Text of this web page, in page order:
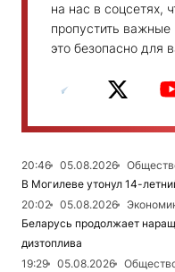
на нас в соцсетях,
пропустить важные
это безопасно для
20:46 05.08.2026
В Могилеве утонул 14-
20:02
05.08.2026
Беларусь продолжает
дизтоплива
19:29
05.08.2026